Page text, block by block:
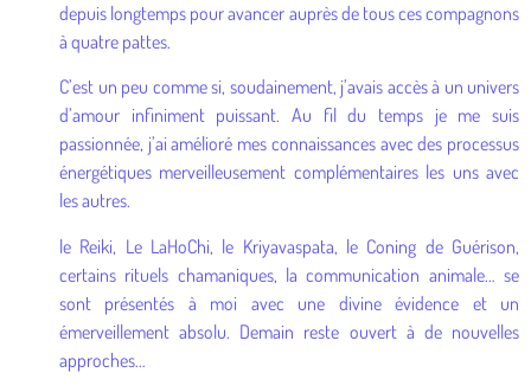
depuis longtemps pour avancer auprès de tous ces compagnons
à quatre pattes.
C’est un peu comme si, soudainement, j’avais accès à un univers
d’amour infiniment puissant. Au fil du temps je me suis
passionnée, j’ai amélioré mes connaissances avec des processus
énergétiques merveilleusement complémentaires les uns avec
les autres.
le Reiki, Le LaHoChi, le Kriyavaspata, le Coning de Guérison,
certains rituels chamaniques, la communication animale… se
sont présentés à moi avec une divine évidence et un
émerveillement absolu. Demain reste ouvert à de nouvelles
approches…